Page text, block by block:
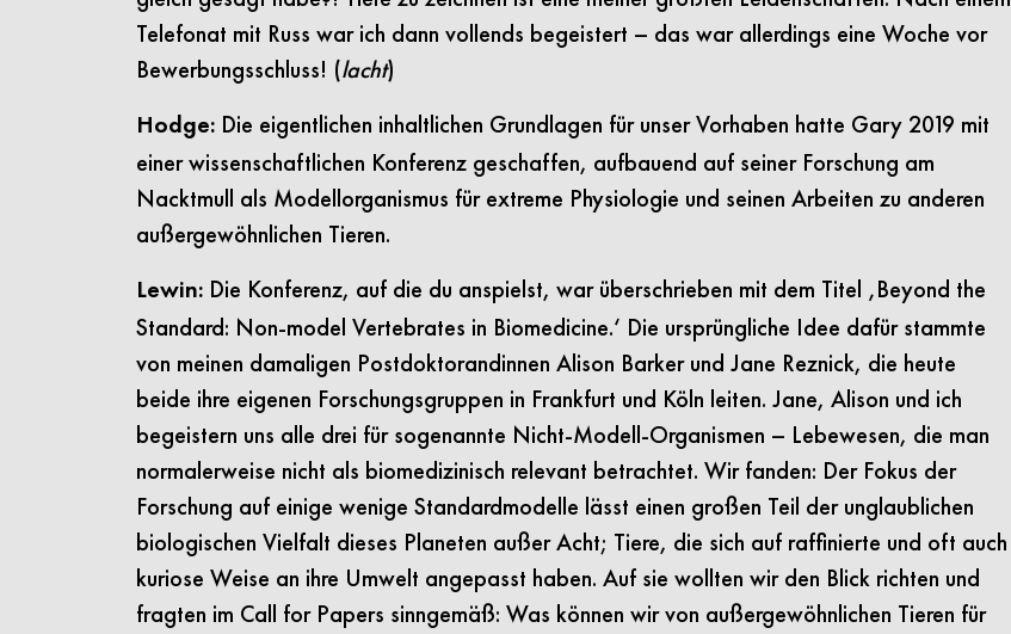
Telefonat mit Russ war ich dann vollends begeistert – das war allerdings eine Woche vor
Bewerbungsschluss! (lacht)
Hodge: Die eigentlichen inhaltlichen Grundlagen für unser Vorhaben hatte Gary 2019 mit
einer wissenschaftlichen Konferenz geschaffen, aufbauend auf seiner Forschung am
Nacktmull als Modellorganismus für extreme Physiologie und seinen Arbeiten zu anderen
außergewöhnlichen Tieren.
Lewin: Die Konferenz, auf die du anspielst, war überschrieben mit dem Titel ‚Beyond the
Standard: Non-model Vertebrates in Biomedicine.‘ Die ursprüngliche Idee dafür stammte
von meinen damaligen Postdoktorandinnen Alison Barker und Jane Reznick, die heute
beide ihre eigenen Forschungsgruppen in Frankfurt und Köln leiten. Jane, Alison und ich
begeistern uns alle drei für sogenannte Nicht-Modell-Organismen – Lebewesen, die man
normalerweise nicht als biomedizinisch relevant betrachtet. Wir fanden: Der Fokus der
Forschung auf einige wenige Standardmodelle lässt einen großen Teil der unglaublichen
biologischen Vielfalt dieses Planeten außer Acht; Tiere, die sich auf raffinierte und oft auch
kuriose Weise an ihre Umwelt angepasst haben. Auf sie wollten wir den Blick richten und
fragten im Call for Papers sinngemäß: Was können wir von außergewöhnlichen Tieren für